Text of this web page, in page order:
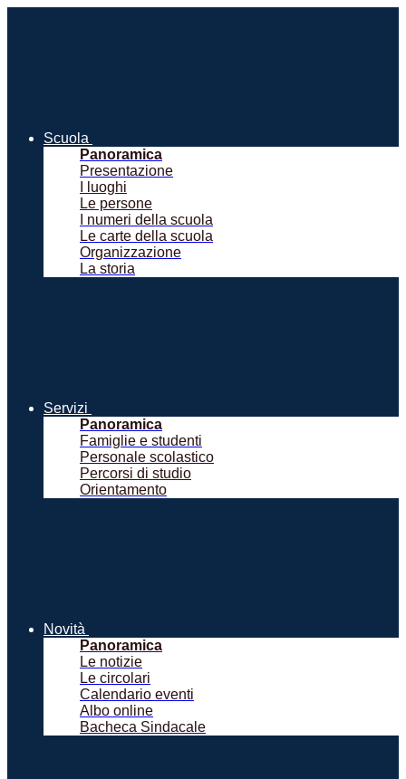
Scuola
Panoramica
Presentazione
I luoghi
Le persone
I numeri della scuola
Le carte della scuola
Organizzazione
La storia
Servizi
Panoramica
Famiglie e studenti
Personale scolastico
Percorsi di studio
Orientamento
Novità
Panoramica
Le notizie
Le circolari
Calendario eventi
Albo online
Bacheca Sindacale